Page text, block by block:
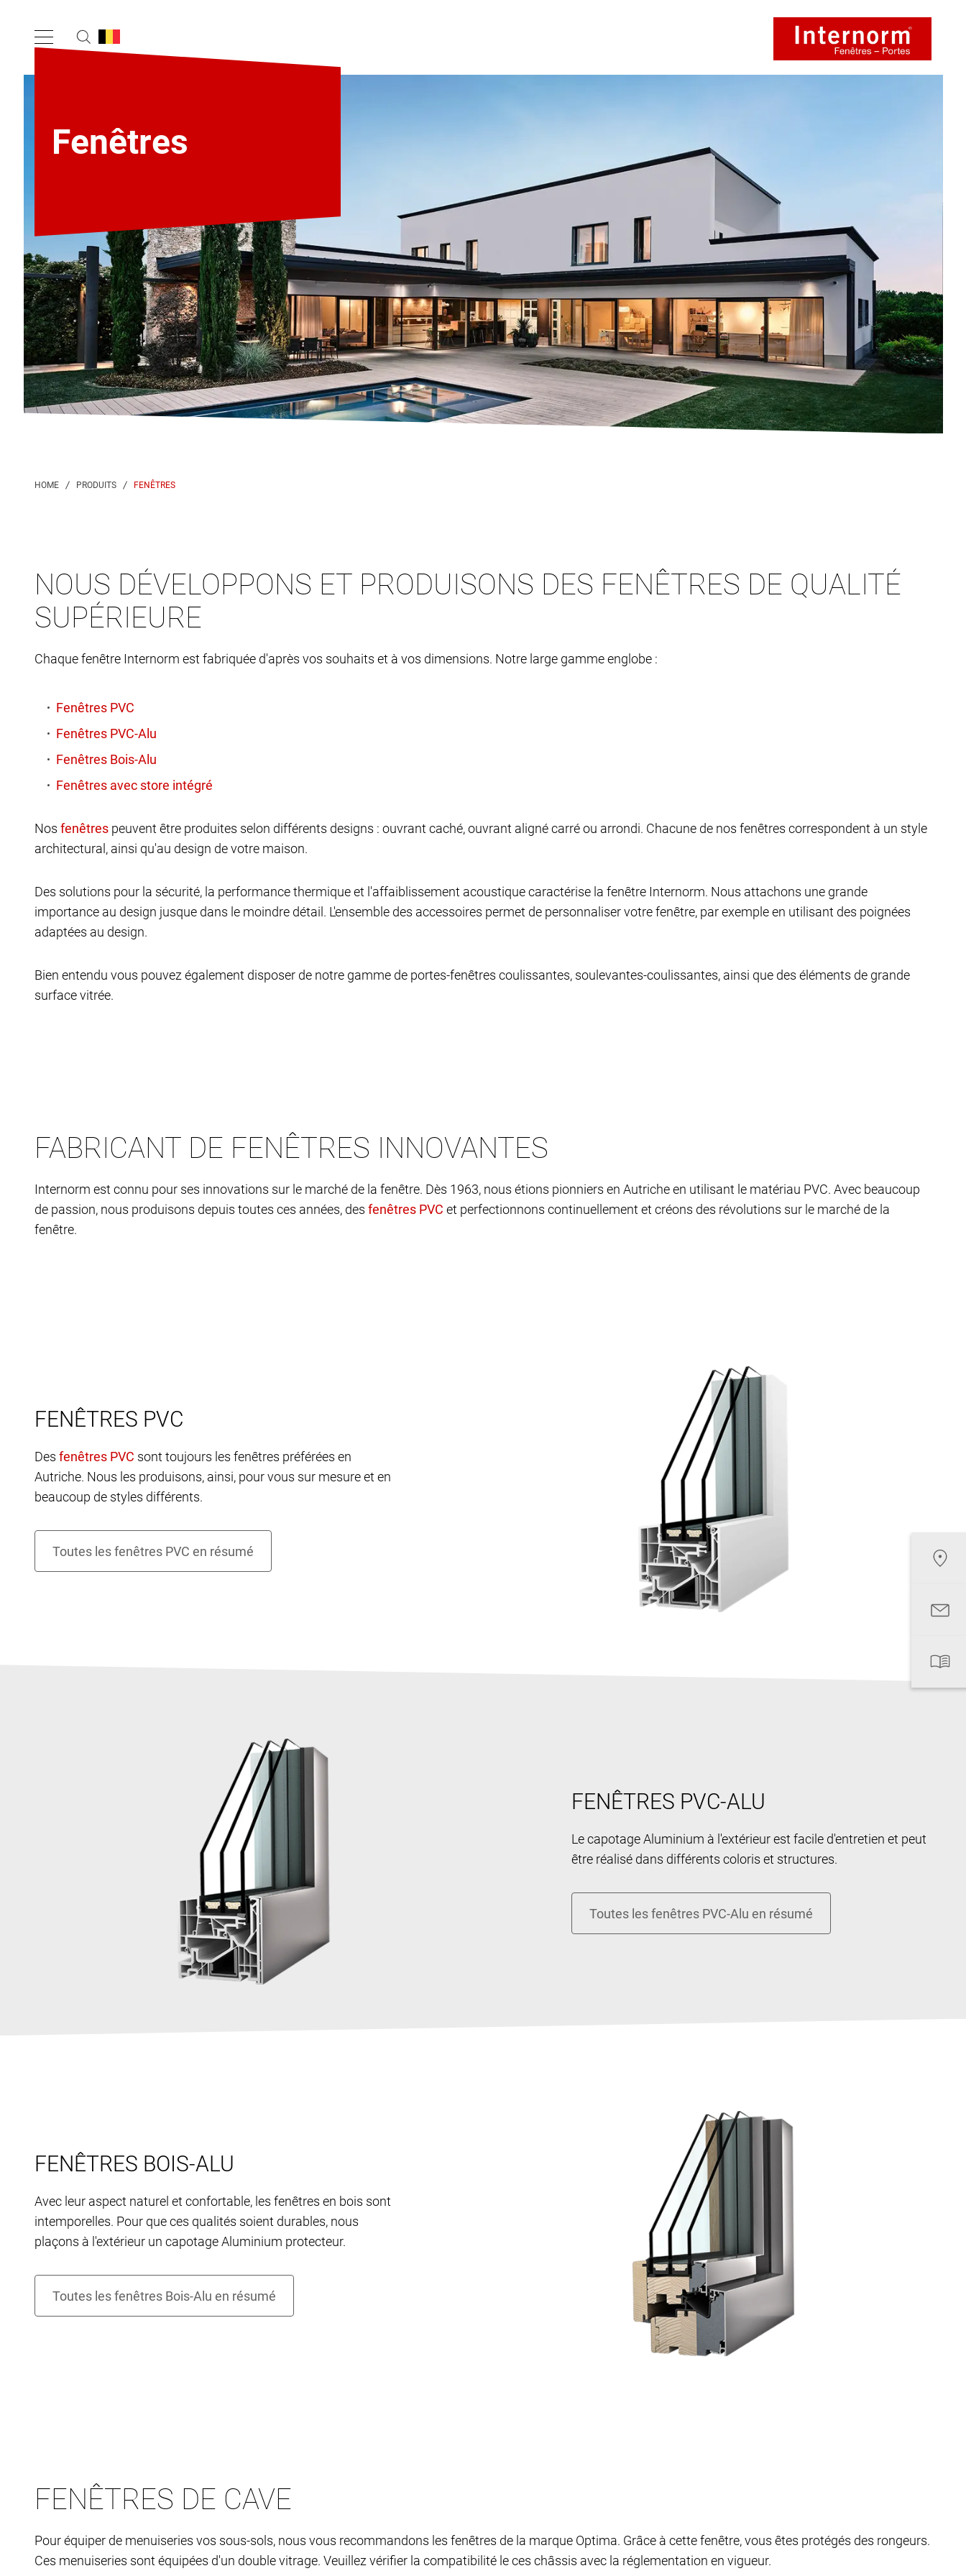
Fenêtres
FENÊTRES
NOUS DÉVELOPPONS ET PRODUISONS DES FENÊTRES DE QUALITÉ
SUPÉRIEURE
Chaque fenêtre Internorm est fabriquée d'après vos souhaits et à vos dimensions. Notre large gamme englobe :
Nos
peuvent être produites selon différents designs : ouvrant caché, ouvrant aligné carré ou arrondi. Chacune de nos fenêtres correspondent à un style
architectural, ainsi qu'au design de votre maison.
Des solutions pour la sécurité, la performance thermique et l'affaiblissement acoustique caractérise la fenêtre Internorm. Nous attachons une grande
importance au design jusque dans le moindre détail. L'ensemble des accessoires permet de personnaliser votre fenêtre, par exemple en utilisant des poignées
adaptées au design.
Bien entendu vous pouvez également disposer de notre gamme de portes-fenêtres coulissantes, soulevantes-coulissantes, ainsi que des éléments de grande
surface vitrée.
FABRICANT DE FENÊTRES INNOVANTES
Internorm est connu pour ses innovations sur le marché de la fenêtre. Dès 1963, nous étions pionniers en Autriche en utilisant le matériau PVC. Avec beaucoup
de passion, nous produisons depuis toutes ces années, des
et perfectionnons continuellement et créons des révolutions sur le marché de la
fenêtre.
FENÊTRES PVC
Des
sont toujours les fenêtres préférées en
Autriche. Nous les produisons, ainsi, pour vous sur mesure et en
beaucoup de styles différents.
FENÊTRES PVC-ALU
Le capotage Aluminium à l'extérieur est facile d'entretien et peut
être réalisé dans différents coloris et structures.
FENÊTRES BOIS-ALU
Avec leur aspect naturel et confortable, les fenêtres en bois sont
intemporelles. Pour que ces qualités soient durables, nous
plaçons à l'extérieur un capotage Aluminium protecteur.
FENÊTRES DE CAVE
Pour équiper de menuiseries vos sous-sols, nous vous recommandons les fenêtres de la marque Optima. Grâce à cette fenêtre, vous êtes protégés des rongeurs.
Ces menuiseries sont équipées d'un double vitrage. Veuillez vérifier la compatibilité le ces châssis avec la réglementation en vigueur.